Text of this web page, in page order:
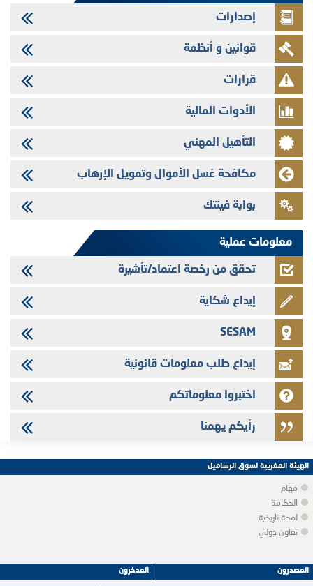
29/07/2026
وفابايل - التحيين السنوي لملف المعلومات المتعلق ببرنامج إصدار سندات
شركات التمويل
29/07/2026
تهنئة بمناسبة عيد العرش المجيد
29/07/2026
تنشر الهيئة المغربية لسوق الرساميل العدد الرابع عشر من مجلة سوق الرساميل
28/07/2026
Med Paper - تجاوز حد المساهمة 5%
24/07/2026
Saham Leasing - التحيين السنوي لملف المعلومات المتعلق ببرنامج إصدار
إصدارات
قوانين و أنظمة
قرارات
الأدوات المالية
التأهيل المهني
مكافحة غسل الأموال وتمويل الإرهاب
بوابة فينتك
معلومات عملية
تحقق من رخصة اعتماد/تأشيرة
إيداع شكاية
SESAM
إيداع طلب معلومات قانونية
اختبروا معلوماتكم
رأيكم يهمنا
الهيئة المغربية لسوق الرساميل
مهام
الحكامة
لمحة تاريخية
تعاون دولي
المدخرون المصدرون